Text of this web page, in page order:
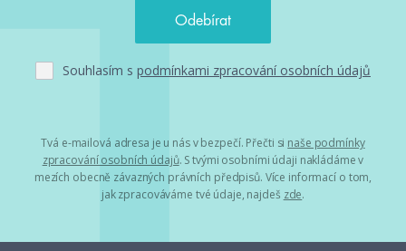
Souhlasím s podmínkami zpracování osobních údajů
Tvá e-mailová adresa je u nás v bezpečí. Přečti si naše podmínky
zpracování osobních údajů. S tvými osobními údaji nakládáme v
mezích obecně závazných právních předpisů. Více informací o tom,
jak zpracováváme tvé údaje, najdeš zde.